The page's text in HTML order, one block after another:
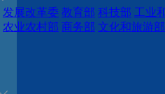
发展改革委 教育部 科技部 工业
农业农村部 商务部 文化和旅游部